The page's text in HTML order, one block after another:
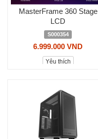
MasterFrame 360 Stage
LCD
S000354
6.999.000 VND
Yêu thích